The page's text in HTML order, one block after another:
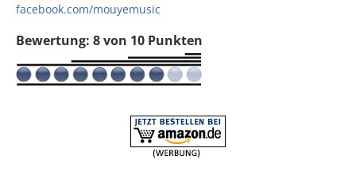
facebook.com/mouyemusic
Bewertung: 8 von 10 Punkten